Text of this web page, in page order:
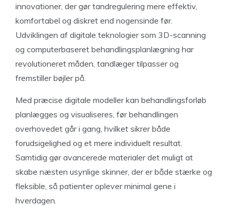
innovationer, der gør tandregulering mere effektiv,
komfortabel og diskret end nogensinde før.
Udviklingen af digitale teknologier som 3D-scanning
og computerbaseret behandlingsplanlægning har
revolutioneret måden, tandlæger tilpasser og
fremstiller bøjler på.
Med præcise digitale modeller kan behandlingsforløb
planlægges og visualiseres, før behandlingen
overhovedet går i gang, hvilket sikrer både
forudsigelighed og et mere individuelt resultat.
Samtidig gør avancerede materialer det muligt at
skabe næsten usynlige skinner, der er både stærke og
fleksible, så patienter oplever minimal gene i
hverdagen.